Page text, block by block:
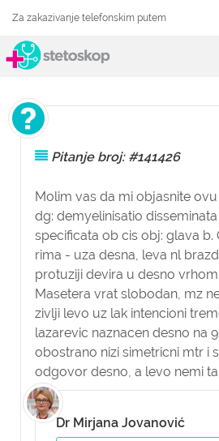
Za zakazivanje telefonskim putem
Pitanje broj: #141426
Molim vas da mi objasnite
dg: demyelinisatio
specificata ob cis obj: glava b.
rima - uza desna, leva nl
protuziji devira u desno
Masetera vrat slobodan, mz
zivlji levo uz lak intencioni
lazarevic naznacen desno na
obostrano nizi simetricni mtr i
odgovor desno, a levo nemi
Dr Mirjana Jovanović